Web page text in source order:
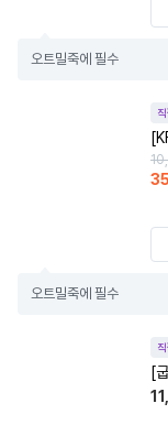
오트밀죽에 필수
35
오트밀죽에 필수
[